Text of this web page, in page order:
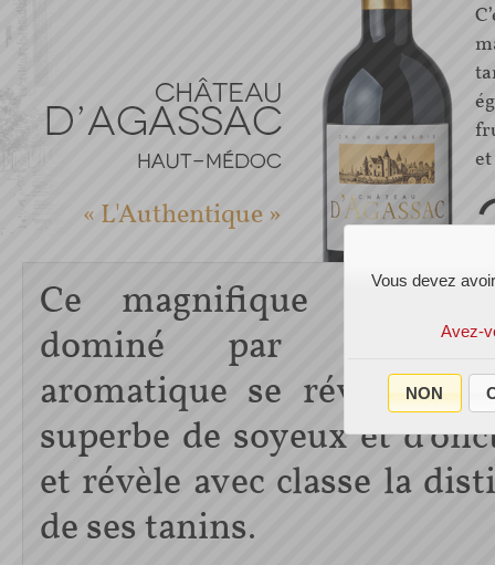
« L'Authentique »
Ce magnifique
dominé par sa
aromatique se révèle
superbe de soyeux et
et révèle avec classe la
de ses tanins.
Vous devez
Avez-
NON